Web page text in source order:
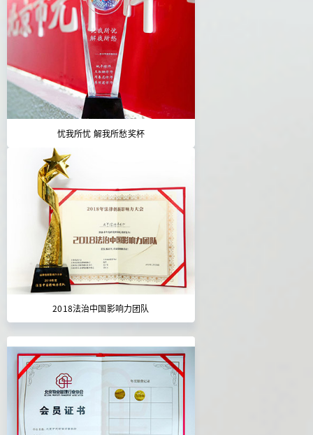
忧我所忧 解我所愁奖杯
2018法治中国影响力团队